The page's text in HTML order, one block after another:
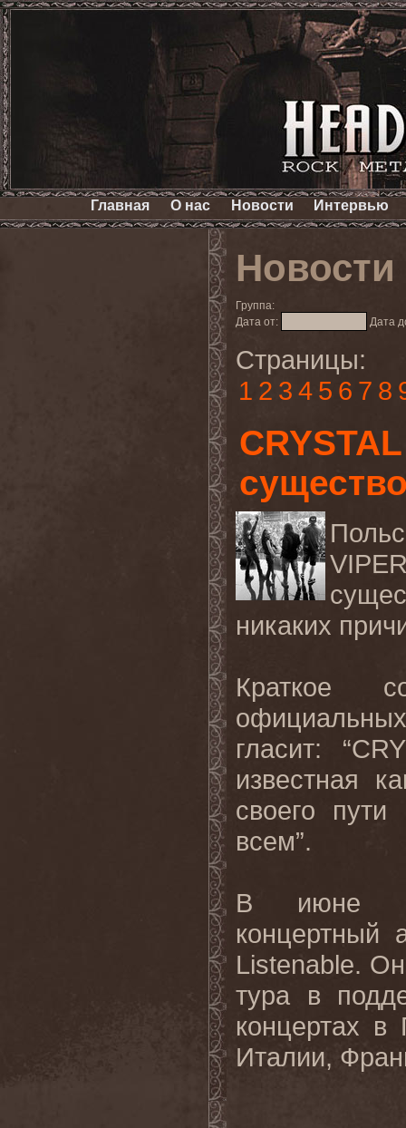
Главная О нас Новости Интервью
Новости
Группа:
Дата от:
Дата
Страницы:
1 2 3 4 5 6 7 8
никаких
Краткое
гласит: “
известная
своего
всем”.
В июне
концертный
Listenable.
тура в
концертах
Италии,